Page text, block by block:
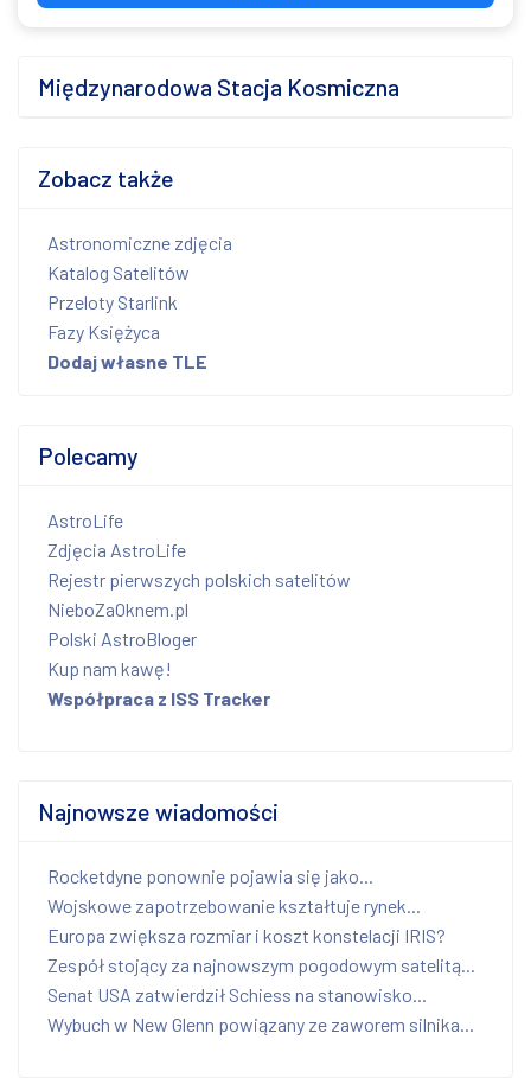
Międzynarodowa Stacja Kosmiczna
Zobacz także
Astronomiczne zdjęcia
Katalog Satelitów
Przeloty Starlink
Fazy Księżyca
Dodaj własne TLE
Polecamy
AstroLife
Zdjęcia AstroLife
Rejestr pierwszych polskich satelitów
NieboZaOknem.pl
Polski AstroBloger
Kup nam kawę!
Współpraca z ISS Tracker
Najnowsze wiadomości
Rocketdyne ponownie pojawia się jako...
Wojskowe zapotrzebowanie kształtuje rynek...
Europa zwiększa rozmiar i koszt konstelacji IRIS?
Zespół stojący za najnowszym pogodowym satelitą...
Senat USA zatwierdził Schiess na stanowisko...
Wybuch w New Glenn powiązany ze zaworem silnika...